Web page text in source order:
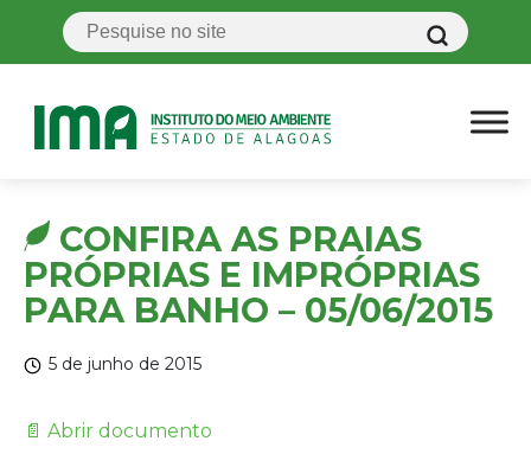
CONFIRA AS PRAIAS
PRÓPRIAS E IMPRÓPRIAS
PARA BANHO – 05/06/2015
5 de junho de 2015
📄 Abrir documento